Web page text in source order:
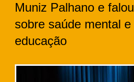
Muniz Palhano e falou
sobre saúde mental e
educação